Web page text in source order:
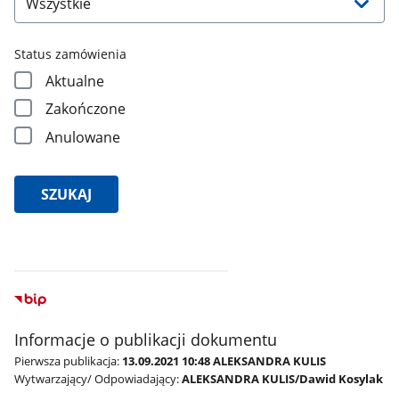
Status zamówienia
Aktualne
Zakończone
Anulowane
SZUKAJ
wyszukiwania
Znaleziono
wyników:
Informacje o publikacji dokumentu
Pierwsza publikacja: 13.09.2021 10:48 ALEKSANDRA KULIS
Wytwarzający/ Odpowiadający:ALEKSANDRA KULIS/Dawid Kosylak